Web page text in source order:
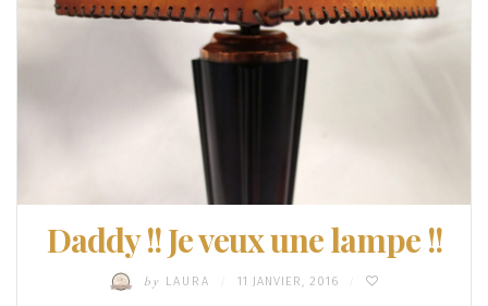
Daddy !! Je veux une lampe !!
by LAURA 11 JANVIER, 2016